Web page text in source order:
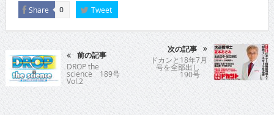
Share 0 Tweet
前の記事
DROP the
science 189号
Vol.2
次の記事
ドカンと18年7月
号を全部出し
190号